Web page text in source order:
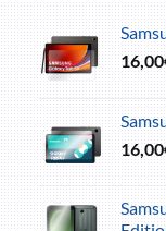
16,00
16,00